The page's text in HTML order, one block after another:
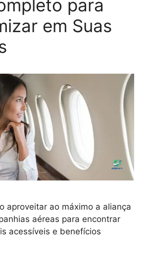
para
em Suas
aproveitar ao máximo a aliança
aéreas para encontrar
acessíveis e benefícios